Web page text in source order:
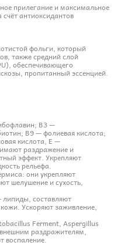
прилегание и максимальное
антиоксидантов
фольги, который
также средний слой
обеспечивающего
пропитанный эссенцией.
B3 —
B9 — фолиевая кислота;
кислота, E —
раздражение и
эффект. Укрепляют
рельефа.
они укрепляют
шелушение и сухость,
составляют
Ускоряют заживление,
Ferment, Aspergillus
раздражителям,
воспаление.